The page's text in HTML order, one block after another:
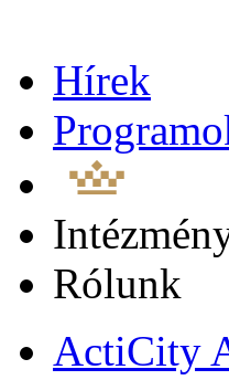
Hírek
Rólunk
ActiCity